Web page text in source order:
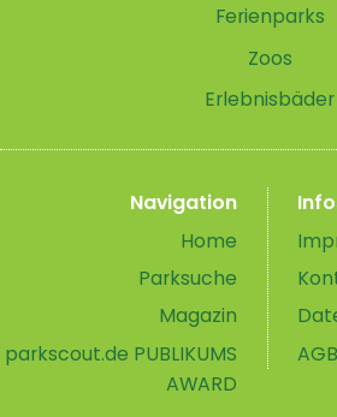
Ferienparks
Zoos
Erlebnisbäder
Navigation
Home
Parksuche
Magazin
parkscout.de PUBLIKUMS
AWARD
AGB